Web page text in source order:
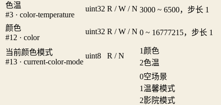
色温
#3 · color-temperature
uint32 R / W / N 3000 ~ 6500，步长 1
颜色
#12 · color
uint32 R / W / N 0 ~ 16777215，步长 1
当前颜色模式
#13 · current-color-mode
uint8 R / N
1 颜色
2色温
0空场景
1温馨模式
2影院模式